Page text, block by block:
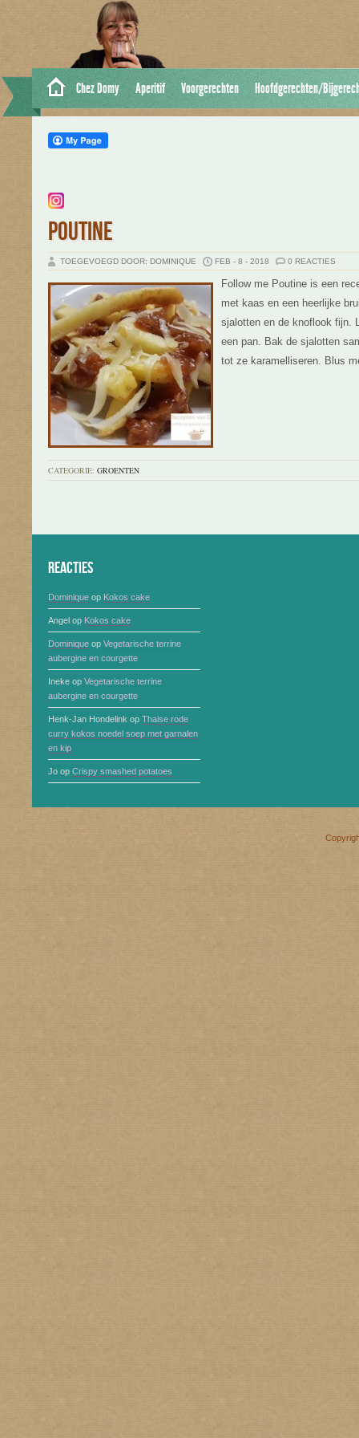
Chez Domy Aperitif Voorgerechten Hoofdgerechten/
POUTINE
TOEGEVOEGD DOOR: DOMINIQUE FEB - 8 - 2018 0 REACTIES
Follow me Poutine is een
met kaas en een heerlijke
sjalotten en de knoflook fijn.
een pan. Bak de sjalotten
tot ze karamelliseren. Blus
CATEGORIE: GROENTEN
Reacties
Dominique op Kokos cake
Angel op Kokos cake
Dominique op Vegetarische terrine
aubergine en courgette
Ineke op Vegetarische terrine
aubergine en courgette
Henk-Jan Hondelink op Thaise rode
curry kokos noedel soep met garnalen
en kip
Jo op Crispy smashed potatoes